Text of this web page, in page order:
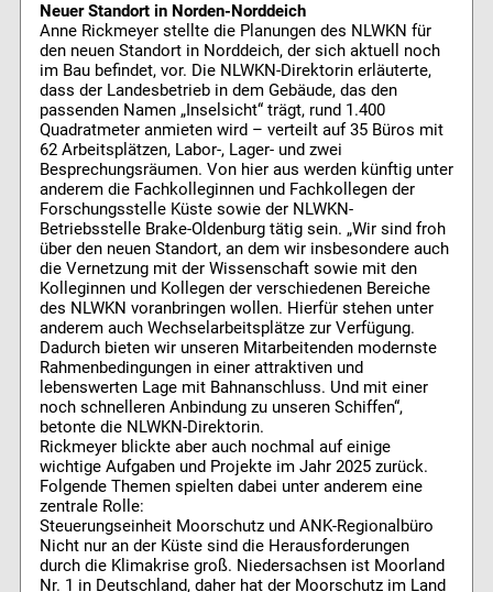
Neuer Standort in Norden-Norddeich
Anne Rickmeyer stellte die Planungen des NLWKN für
den neuen Standort in Norddeich, der sich aktuell noch
im Bau befindet, vor. Die NLWKN-Direktorin erläuterte,
dass der Landesbetrieb in dem Gebäude, das den
passenden Namen „Inselsicht“ trägt, rund 1.400
Quadratmeter anmieten wird – verteilt auf 35 Büros mit
62 Arbeitsplätzen, Labor-, Lager- und zwei
Besprechungsräumen. Von hier aus werden künftig unter
anderem die Fachkolleginnen und Fachkollegen der
Forschungsstelle Küste sowie der NLWKN-
Betriebsstelle Brake-Oldenburg tätig sein. „Wir sind froh
über den neuen Standort, an dem wir insbesondere auch
die Vernetzung mit der Wissenschaft sowie mit den
Kolleginnen und Kollegen der verschiedenen Bereiche
des NLWKN voranbringen wollen. Hierfür stehen unter
anderem auch Wechselarbeitsplätze zur Verfügung.
Dadurch bieten wir unseren Mitarbeitenden modernste
Rahmenbedingungen in einer attraktiven und
lebenswerten Lage mit Bahnanschluss. Und mit einer
noch schnelleren Anbindung zu unseren Schiffen“,
betonte die NLWKN-Direktorin.
Rickmeyer blickte aber auch nochmal auf einige
wichtige Aufgaben und Projekte im Jahr 2025 zurück.
Folgende Themen spielten dabei unter anderem eine
zentrale Rolle:
Steuerungseinheit Moorschutz und ANK-Regionalbüro
Nicht nur an der Küste sind die Herausforderungen
durch die Klimakrise groß. Niedersachsen ist Moorland
Nr. 1 in Deutschland, daher hat der Moorschutz im Land